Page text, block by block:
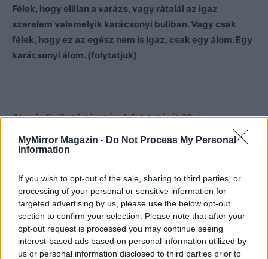
MyMirror Magazin - Do Not Process My Personal
Information
If you wish to opt-out of the sale, sharing to third parties, or
processing of your personal or sensitive information for
targeted advertising by us, please use the below opt-out
section to confirm your selection. Please note that after your
opt-out request is processed you may continue seeing
interest-based ads based on personal information utilized by
us or personal information disclosed to third parties prior to
Félek, hogy elillan a varázs, vagy rátalál az igaz
szerelem valamelyik karácsonyi buliban. Vagy csak
félek, hogy ez az egész nem is igaz, csak egy álom. Egy
karácsonyi álom. (folytatjuk)
Alex és Emily történetének folytatását 28-án
CÍMKÉK Alex és Emily Karácsonyi mese szerelem